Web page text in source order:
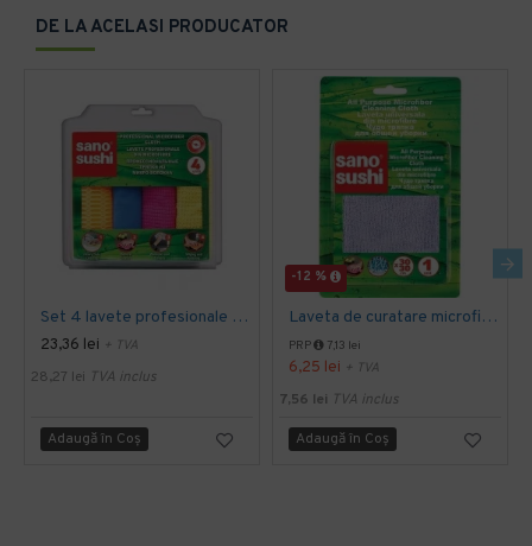
DE LA ACELASI PRODUCATOR
Set 4 lavete profesionale din microfibre Sano Sushi
23,36 lei + TVA
28,27 lei TVA inclus
Adaugă în Coş
-12 %
Laveta de curatare microfibra 30 x 30 cm, Sano Sushi
PRP 7,13 lei
6,25 lei + TVA
7,56 lei TVA inclus
Adaugă în Coş